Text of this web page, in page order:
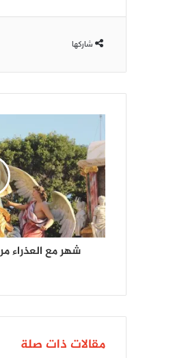
شاركها
شهر مع العذراء
مقالات ذات صلة